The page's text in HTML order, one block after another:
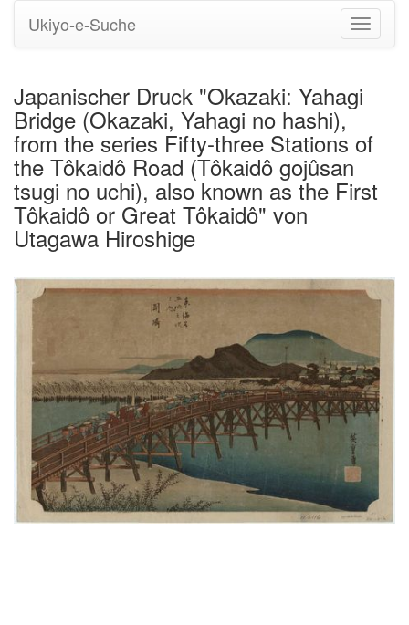
Ukiyo-e-Suche
Japanischer Druck "Okazaki: Yahagi
Bridge (Okazaki, Yahagi no hashi),
from the series Fifty-three Stations of
the Tôkaidô Road (Tôkaidô gojûsan
tsugi no uchi), also known as the First
Tôkaidô or Great Tôkaidô" von
Utagawa Hiroshige